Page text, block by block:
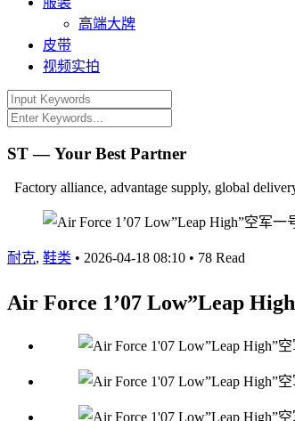
高端大牌
皮带
视频实拍
ST — Your Best Partner
Factory alliance, advantage supply, global
耐克, 鞋类 • 2026-04-18 08:10 • 78 Read
Air Force 1’07 Low”Leap